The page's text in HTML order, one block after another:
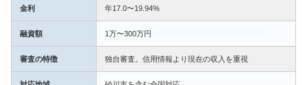
金利 年17.0〜19.94%
融資額 1万〜300万円
審査の特徴 独自審査。信用情報より現在の収入を重視